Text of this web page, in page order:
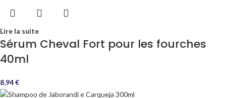
Lire la suite
Sérum Cheval Fort pour les fourches
40ml
8,94€